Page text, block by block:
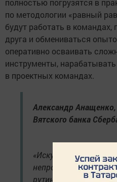
полностью погрузятся в
по методологии «равный
будут работать в командах,
друга и обмениваться
оперативно осваивать
инструменты,
в проектных командах.
Александр
Вятского банка
«Искусственный
непросто инструмент
рутинных процессов,